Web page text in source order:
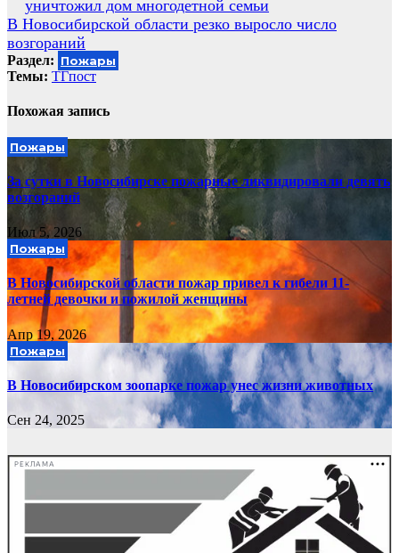
по
записям
уничтожил дом многодетной семьи
В Новосибирской области резко выросло число
возгораний
Раздел: Пожары
Темы: ТГпост
Похожая запись
Пожары
За сутки в Новосибирске пожарные ликвидировали девять
возгораний
Июл 5, 2026
Пожары
В Новосибирской области пожар привел к гибели 11-
летней девочки и пожилой женщины
Апр 19, 2026
Пожары
В Новосибирском зоопарке пожар унес жизни животных
Сен 24, 2025
РЕКЛАМА